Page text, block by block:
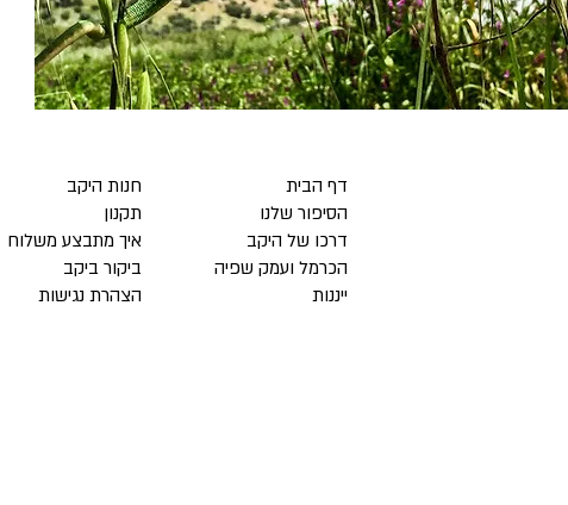
דף הבית
הסיפור שלנו
דרכו של היקב
הכרמל ועמק שפיה
ייננות
חנות היקב
תקנון
איך מתבצע משלוח
ביקור ביקב
הצהרת נגישות